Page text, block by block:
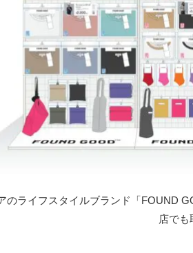
のライフスタイルブランド「FOUND
店でも